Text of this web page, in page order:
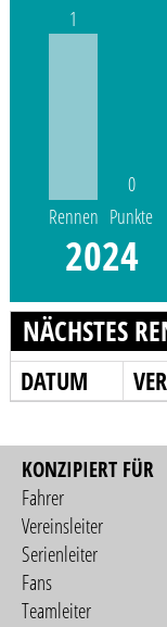
1
Rennen
0
Punkte
2024
NÄCHSTES
DATUM
KONZIPIERT FÜR
Fahrer
Vereinsleiter
Serienleiter
Fans
Teamleiter